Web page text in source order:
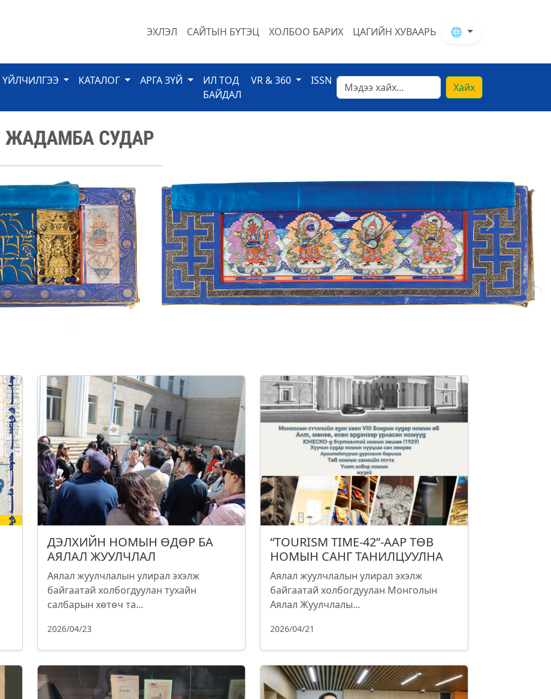
ЭХЛЭЛ САЙТЫН БҮТЭЦ ХОЛБОО БАРИХ ЦАГИЙН ХУВААРЬ 🌐
ҮЙЛЧИЛГЭЭ КАТАЛОГ АРГА ЗҮЙ
ИЛ ТОД
БАЙДАЛ
VR & 360 ISSN
Хайх
Next
ДЭЛХИЙН НОМЫН ӨДӨР БА
АЯЛАЛ ЖУУЛЧЛАЛ
Аялал жуулчлалын улирал эхэлж
байгаатай холбогдуулан тухайн
салбарын хөтөч та...
2026/04/23
“TOURISM TIME-42”-ААР ТӨВ
НОМЫН САНГ ТАНИЛЦУУЛНА
Аялал жуулчлалын улирал эхэлж
байгаатай холбогдуулан Монголын
Аялал Жуулчлалы...
2026/04/21